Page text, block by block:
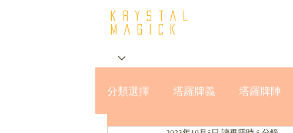
krystal
Magick
分類選擇 塔羅牌義 塔羅牌陣